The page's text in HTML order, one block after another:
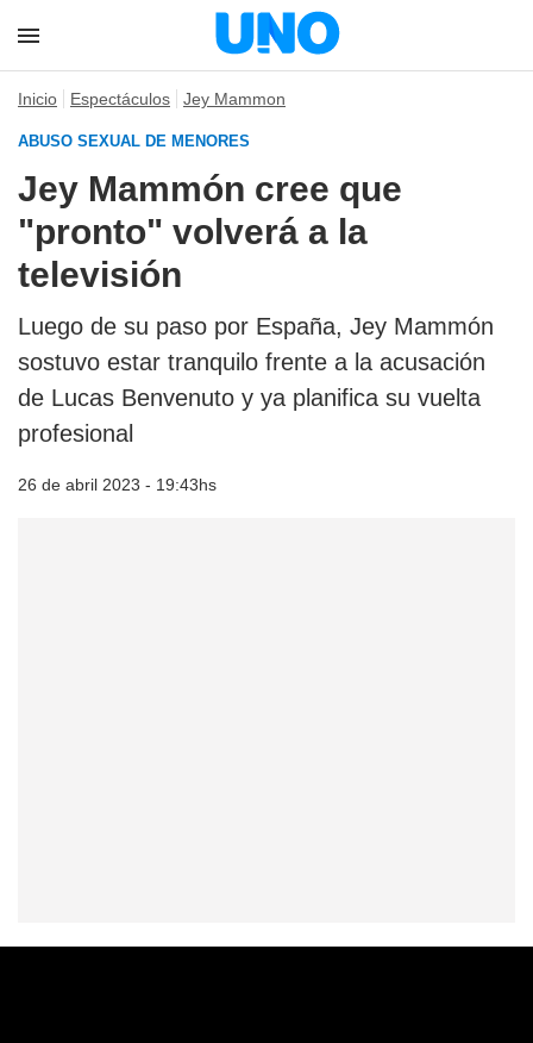
Inicio Espectáculos Jey Mammon
ABUSO SEXUAL DE MENORES
Jey Mammón cree que
"pronto" volverá a la
televisión
Luego de su paso por España, Jey Mammón
sostuvo estar tranquilo frente a la acusación
de Lucas Benvenuto y ya planifica su vuelta
profesional
26 de abril 2023 - 19:43hs